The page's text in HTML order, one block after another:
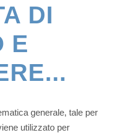
DI
E
generale, tale per
utilizzato per